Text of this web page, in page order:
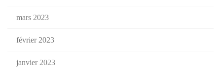
mars 2023
février 2023
janvier 2023